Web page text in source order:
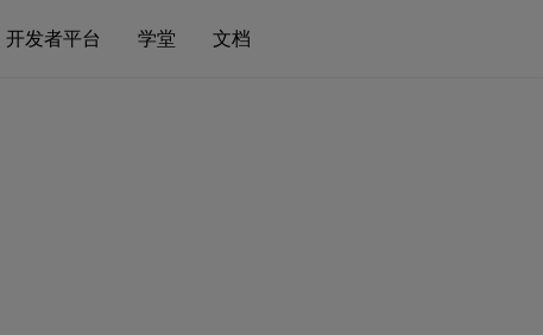
开发者平台 学堂 文档